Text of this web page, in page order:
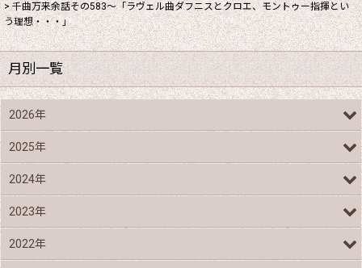
> 千曲万来余話その583～「ラヴェル曲ダフニスとクロエ、モントゥー指揮とい
う理想・・・」
月別一覧
2026年
2025年
2024年
2023年
2022年